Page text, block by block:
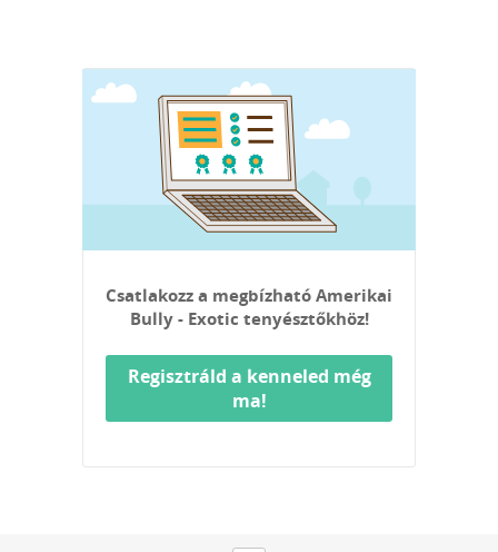
Csatlakozz a megbízható Amerikai
Bully - Exotic tenyésztőkhöz!
Regisztráld a kenneled még
ma!